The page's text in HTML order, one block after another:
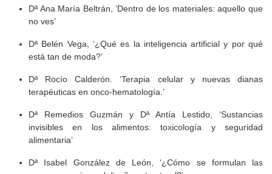
Dª Ana María Beltrán, ‘Dentro de los materiales: aquello que
no ves’
Dª Belén Vega, ‘¿Qué es la inteligencia artificial y por qué
está tan de moda?’
Dª Rocío Calderón. ‘Terapia celular y nuevas dianas
terapéuticas en onco-hematología.’
Dª Remedios Guzmán y Dª Antía Lestido, ‘Sustancias
invisibles en los alimentos: toxicología y seguridad
alimentaria’
Dª Isabel González de León, ‘¿Cómo se formulan las